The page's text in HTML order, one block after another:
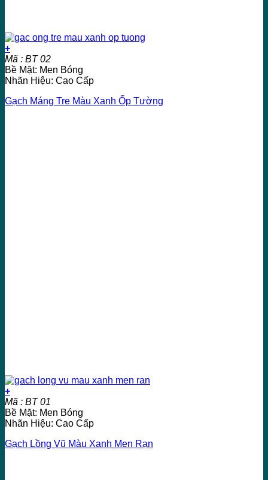
+
Mã : BT 02
Bề Mặt: Men Bóng
Nhãn Hiệu: Cao Cấp
Gạch Máng Tre Màu Xanh Ốp Tường
+
Mã : BT 01
Bề Mặt: Men Bóng
Nhãn Hiệu: Cao Cấp
Gạch Lồng Vũ Màu Xanh Men Rạn